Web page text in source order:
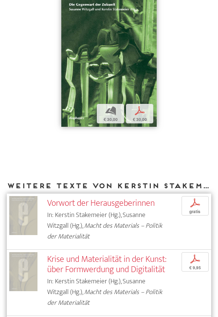
b
€ 30,00
p
€ 30,00
Weitere Texte von Kerstin Stakemeier bei DIAPHANES
Vorwort der Herausgeberinnen
In: Kerstin Stakemeier (Hg.), Susanne
Witzgall (Hg.),Macht des Materials – Politik
der Materialität
p
gratis
Krise und Materialität in der Kunst:
über Formwerdung und Digitalität
In: Kerstin Stakemeier (Hg.), Susanne
Witzgall (Hg.),Macht des Materials – Politik
der Materialität
p
€ 9,95